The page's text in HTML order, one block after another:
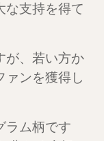
な支持を得て
が、若い方か
ァンを獲得し
ラム柄です